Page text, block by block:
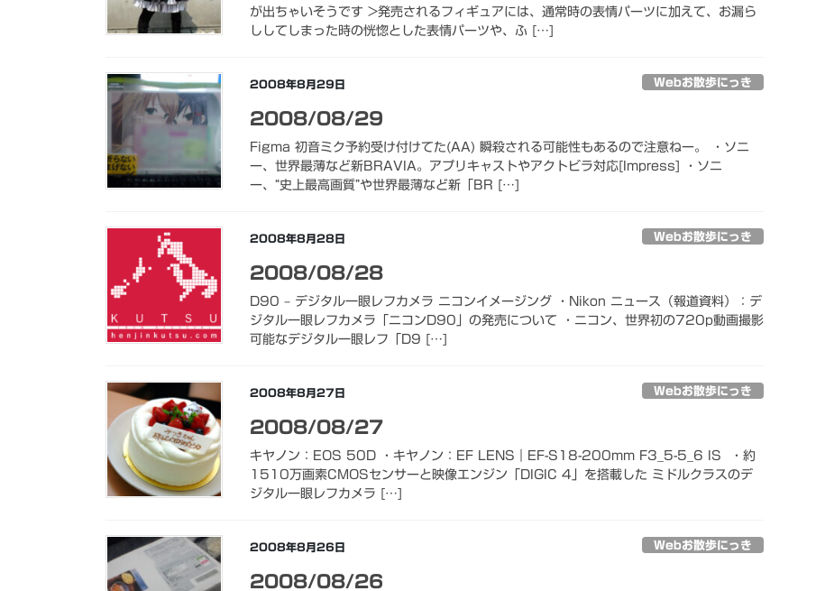
が出ちゃいそうです >発売されるフィギュアには、通常時の表情パーツに加えて、お漏ら
ししてしまった時の恍惚とした表情パーツや、ふ […]
2008年8月29日 Webお散歩にっき
2008/08/29
Figma 初音ミク予約受け付けてた(AA) 瞬殺される可能性もあるので注意ねー。 ・ソニ
ー、世界最薄など新BRAVIA。アプリキャストやアクトビラ対応[Impress] ・ソニ
ー、“史上最高画質”や世界最薄など新「BR […]
2008年8月28日 Webお散歩にっき
2008/08/28
D90 – デジタル一眼レフカメラ ニコンイメージング ・Nikon ニュース（報道資料）：デ
ジタル一眼レフカメラ「ニコンD90」の発売について ・ニコン、世界初の720p動画撮影
可能なデジタル一眼レフ「D9 […]
2008年8月27日 Webお散歩にっき
2008/08/27
キヤノン：EOS 50D ・キヤノン：EF LENS｜EF-S18-200mm F3_5-5_6 IS ・約
1510万画素CMOSセンサーと映像エンジン「DIGIC 4」を搭載した ミドルクラスのデ
ジタル一眼レフカメラ […]
2008年8月26日 Webお散歩にっき
2008/08/26